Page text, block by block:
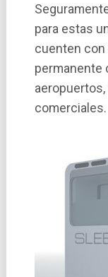
para estas
cuenten con
permanente
comerciales.